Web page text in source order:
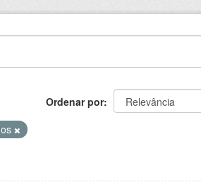
Ordenar por